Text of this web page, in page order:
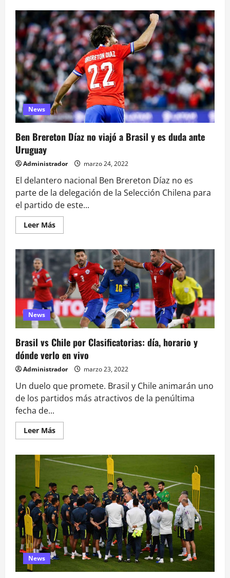
Dos
en
Chile
y
uno
en
Uruguay:
los
suspendidos
para
la
última
fecha
News
Ben Brereton Díaz no viajó a Brasil y es duda ante
Uruguay
Administrador marzo 24, 2022
El delantero nacional Ben Brereton Díaz no es
parte de la delegación de la Selección Chilena para
el partido de este...
Leer MásLeer
más
Ben
Brereton
Díaz
no
viajó
a
Brasil
y
es
duda
ante
News
Brasil vs Chile por Clasificatorias: día, horario y
dónde verlo en vivo
Administrador marzo 23, 2022
Un duelo que promete. Brasil y Chile animarán uno
de los partidos más atractivos de la penúltima
fecha de...
Leer MásLeer
más
Brasil
vs
Clasificatorias:
día,
horario
y
dónde
verlo
en
vivo
News